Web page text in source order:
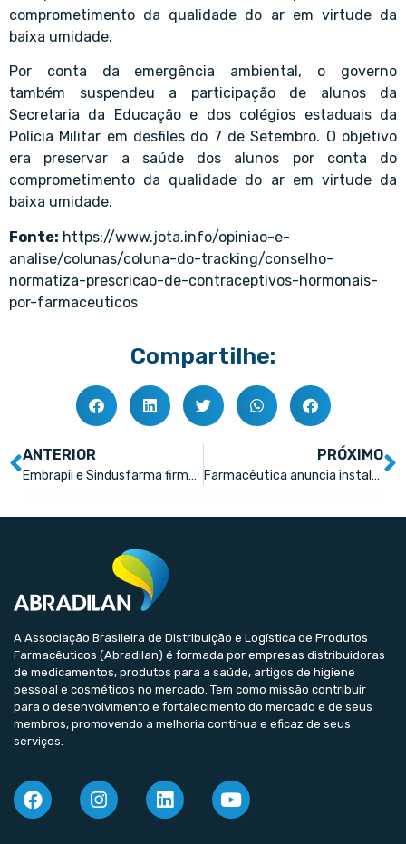
comprometimento da qualidade do ar em virtude da
baixa umidade.
Por conta da emergência ambiental, o governo
também suspendeu a participação de alunos da
Secretaria da Educação e dos colégios estaduais da
Polícia Militar em desfiles do 7 de Setembro. O objetivo
era preservar a saúde dos alunos por conta do
comprometimento da qualidade do ar em virtude da
baixa umidade.
Fonte: https://www.jota.info/opiniao-e-
analise/colunas/coluna-do-tracking/conselho-
normatiza-prescricao-de-contraceptivos-hormonais-
por-farmaceuticos
Compartilhe:
ANTERIOR
Embrapii e Sindusfarma firmam parceria institucional
PRÓXIMO
Farmacêutica anuncia instalação de fábrica em Sorocaba
A Associação Brasileira de Distribuição e Logística de Produtos
Farmacêuticos (Abradilan) é formada por empresas distribuidoras
de medicamentos, produtos para a saúde, artigos de higiene
pessoal e cosméticos no mercado. Tem como missão contribuir
para o desenvolvimento e fortalecimento do mercado e de seus
membros, promovendo a melhoria contínua e eficaz de seus
serviços.